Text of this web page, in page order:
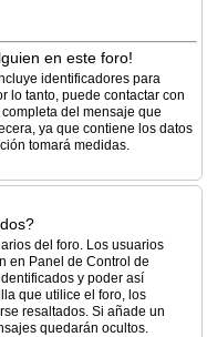
en este foro!
identificadores para
lo tanto, puede contactar con
del mensaje que
ya que contiene los datos
tomará medidas.
del foro. Los usuarios
en Panel de Control de
y poder así
que utilice el foro, los
resaltados. Si añade un
quedarán ocultos.